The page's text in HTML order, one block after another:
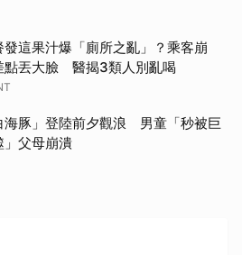
發這果汁爆「廁所之亂」？乘客崩
點丟大臉 醫揭3類人別亂喝
海豚」登陸前夕觀浪 男童「秒被巨
」父母崩潰